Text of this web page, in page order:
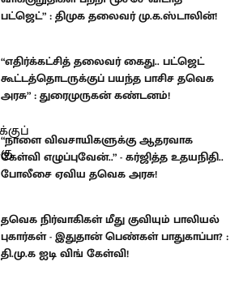
பட்ஜெட்” : திமுக தலைவர் மு.க.ஸ்டாலின்!
“எதிர்க்கட்சித் தலைவர் கைது.. பட்ஜெட்
கூட்டத்தொடருக்குப் பயந்த பாசிச தவெக
அரசு” : துரைமுருகன் கண்டனம்!
“நாளை விவசாயிகளுக்கு ஆதரவாக
கேள்வி எழுப்புவேன்..” - கர்ஜித்த உதயநிதி..
போலீசை ஏவிய தவெக அரசு!
தவெக நிர்வாகிகள் மீது குவியும் பாலியல்
புகார்கள் - இதுதான் பெண்கள் பாதுகாப்பா? :
தி.மு.க ஐடி விங் கேள்வி!